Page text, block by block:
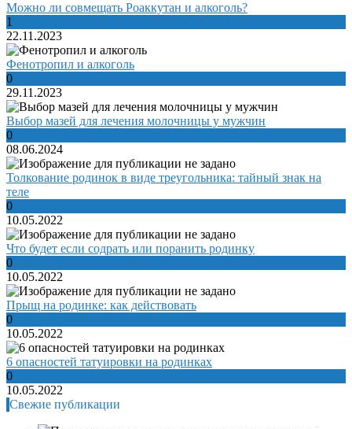
Можно ли совмещать Роаккутан и алкоголь?
1
22.11.2023
Фенотропил и алкоголь
0
29.11.2023
Выбор мазей для лечения молочницы у мужчин
0
08.06.2024
Толкование родинок в виде треугольника: тайный знак на
теле
0
10.05.2022
Что будет если содрать или поранить родинку
0
10.05.2022
Прыщ на родинке: как действовать
0
10.05.2022
6 опасностей татуировки на родинках
0
10.05.2022
Свежие публикации